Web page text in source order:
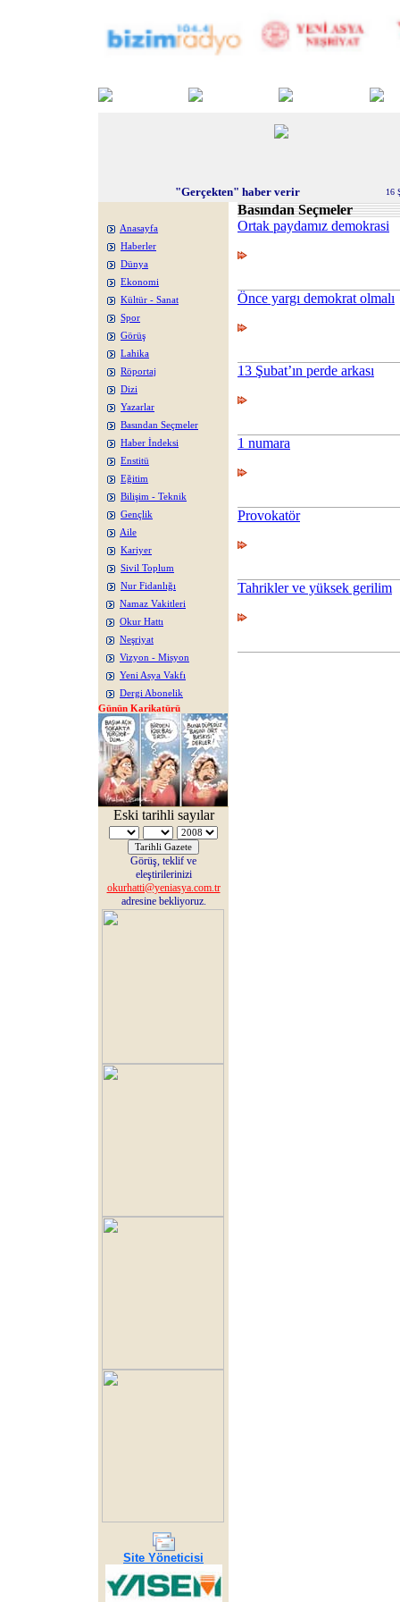
"Gerçekten" haber verir 16
Anasayfa
Haberler
Dünya
Ekonomi
Kültür - Sanat
Spor
Görüş
Lahika
Röportaj
Dizi
Yazarlar
Basından Seçmeler
Haber İndeksi
Enstitü
Eğitim
Bilişim - Teknik
Gençlik
Aile
Kariyer
Sivil Toplum
Nur Fidanlığı
Namaz Vakitleri
Okur Hattı
Neşriyat
Vizyon - Misyon
Yeni Asya Vakfı
Dergi Abonelik
Günün Karikatürü
Eski tarihli sayılar
Görüş, teklif ve
eleştirilerinizi
okurhatti@yeniasya.com.tr
adresine bekliyoruz.
Site Yöneticisi
Basından Seçmeler
Ortak paydamız demokrasi
Önce yargı demokrat olmalı
13 Şubat’ın perde arkası
1 numara
Provokatör
Tahrikler ve yüksek gerilim